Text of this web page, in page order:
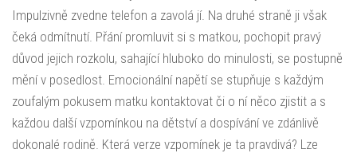
Impulzivně zvedne telefon a zavolá jí. Na druhé straně ji však
čeká odmítnutí. Přání promluvit si s matkou, pochopit pravý
důvod jejich rozkolu, sahající hluboko do minulosti, se postupně
mění v posedlost. Emocionální napětí se stupňuje s každým
zoufalým pokusem matku kontaktovat či o ní něco zjistit a s
každou další vzpomínkou na dětství a dospívání ve zdánlivě
dokonalé rodině. Která verze vzpomínek je ta pravdivá? Lze